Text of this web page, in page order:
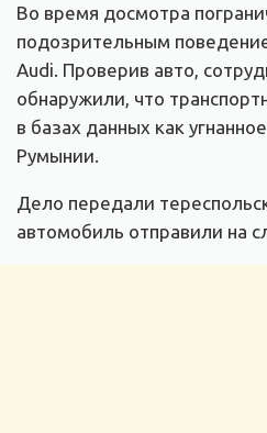
Во время досмотра
подозрительным
Audi. Проверив авто,
обнаружили, что
в базах данных как
Румынии.
Дело передали
автомобиль отправили на